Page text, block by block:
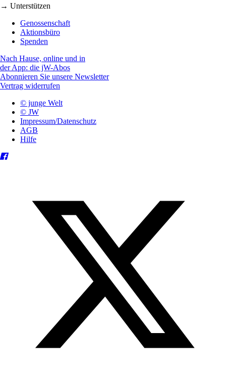
→ Unterstützen
Genossenschaft
Aktionsbüro
Spenden
Nach Hause, online und in
der App: die jW-Abos
Abonnieren Sie unsere Newsletter
Vertrag widerrufen
© junge Welt
© JW
Impressum/Datenschutz
AGB
Hilfe